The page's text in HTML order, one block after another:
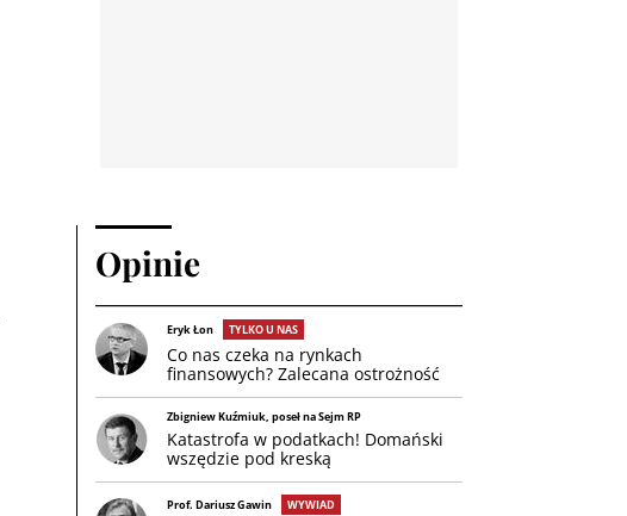
Opinie
Eryk Łon TYLKO U NAS
Co nas czeka na rynkach
finansowych? Zalecana ostrożność
Zbigniew Kuźmiuk, poseł na Sejm RP
Katastrofa w podatkach! Domański
wszędzie pod kreską
Prof. Dariusz Gawin WYWIAD